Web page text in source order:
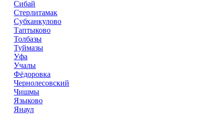
Сибай
Стерлитамак
Субханкулово
Таптыково
Толбазы
Туймазы
Уфа
Учалы
Фёдоровка
Чернолесовский
Чишмы
Языково
Янаул